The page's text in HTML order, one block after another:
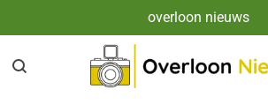
direct
naar
overloon nieuws